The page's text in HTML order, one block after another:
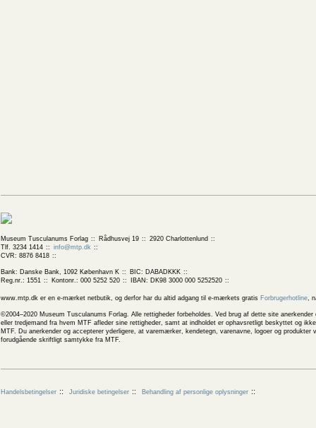
Museum Tusculanums Forlag Rådhusvej 19
2920 Charlottenlund
Tlf. 3234 1414
info@mtp.dk
CVR: 8876 8418
Bank: Danske Bank, 1092 København K
BIC: DABADKKK
Reg.nr.: 1551
Kontonr.: 000 5252 520 IBAN: DK98 3000 000 5252520
www.mtp.dk er en e-mærket netbutik, og derfor har du altid adgang til e-mærkets gratis Forbrugerhotline,
©2004–2020 Museum Tusculanums Forlag. Alle rettigheder forbeholdes. Ved brug af dette site
eller tredjemand fra hvem MTF afleder sine rettigheder, samt at indholdet er ophavsretligt beskyttet og
MTF. Du anerkender og accepterer yderligere, at varemærker, kendetegn, varenavne, logoer og
forudgående skriftligt samtykke fra MTF.
Handelsbetingelser Juridiske betingelser Behandling af personlige oplysninger